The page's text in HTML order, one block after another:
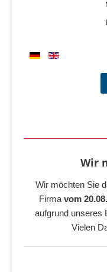
Wir
Wir möchten Sie
Firma vom
aufgrund unseres
Vielen